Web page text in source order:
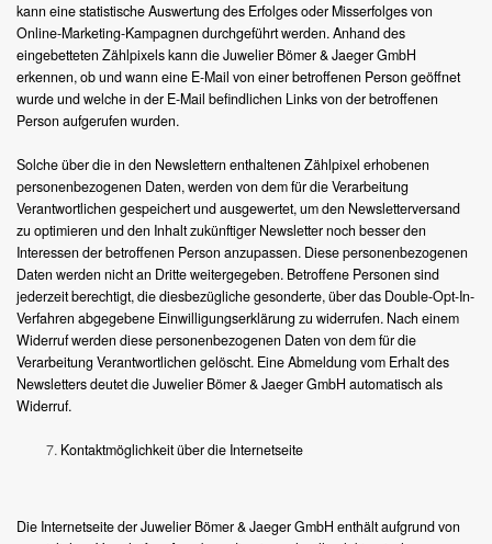
kann eine statistische Auswertung des Erfolges oder Misserfolges von
Online-Marketing-Kampagnen durchgeführt werden. Anhand des
eingebetteten Zählpixels kann die Juwelier Bömer & Jaeger GmbH
erkennen, ob und wann eine E-Mail von einer betroffenen Person geöffnet
wurde und welche in der E-Mail befindlichen Links von der betroffenen
Person aufgerufen wurden.
Solche über die in den Newslettern enthaltenen Zählpixel erhobenen
personenbezogenen Daten, werden von dem für die Verarbeitung
Verantwortlichen gespeichert und ausgewertet, um den Newsletterversand
zu optimieren und den Inhalt zukünftiger Newsletter noch besser den
Interessen der betroffenen Person anzupassen. Diese personenbezogenen
Daten werden nicht an Dritte weitergegeben. Betroffene Personen sind
jederzeit berechtigt, die diesbezügliche gesonderte, über das Double-Opt-In-
Verfahren abgegebene Einwilligungserklärung zu widerrufen. Nach einem
Widerruf werden diese personenbezogenen Daten von dem für die
Verarbeitung Verantwortlichen gelöscht. Eine Abmeldung vom Erhalt des
Newsletters deutet die Juwelier Bömer & Jaeger GmbH automatisch als
Widerruf.
Kontaktmöglichkeit über die Internetseite
Die Internetseite der Juwelier Bömer & Jaeger GmbH enthält aufgrund von